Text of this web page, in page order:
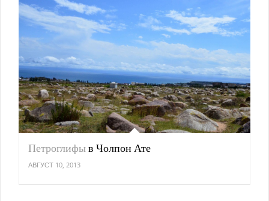
Петроглифыв Чолпон Ате
АВГУСТ 10, 2013